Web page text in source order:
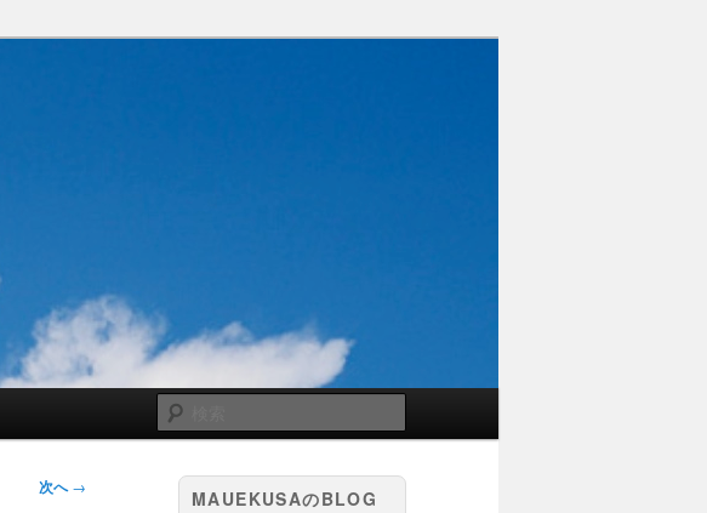
索
次へ→
MAUEKUSAのBLOG